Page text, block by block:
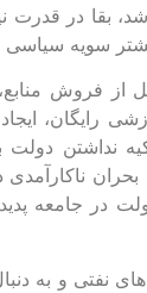
بقا در
سویه سیاسی
از فروش
نداشتن
در جامعه
نفتی و به